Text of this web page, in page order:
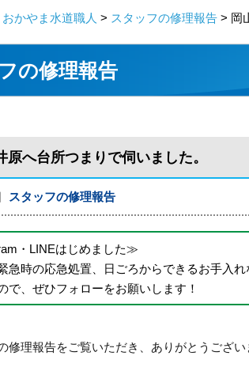
かやま水道職人 > スタッフの修理報告 > 岡
の修理報告
原へ台所つまりで伺いました。
スタッフの修理報告
・LINEはじめました≫
急時の応急処置、日ごろからできるお手入
で、ぜひフォローをお願いします！
修理報告をご覧いただき、ありがとうござい